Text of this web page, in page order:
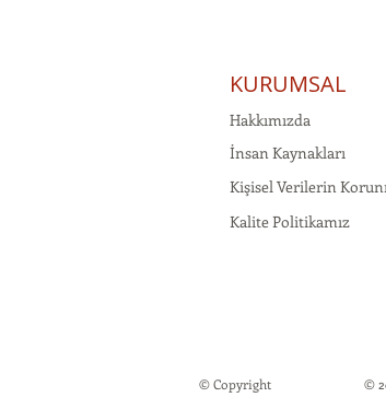
KURUMSAL
Hakkımızda
İnsan Kaynakları
Kişisel Verilerin
Kalite Politikamız
© Copyright ©